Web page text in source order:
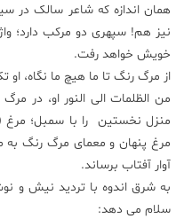
همان اندازه که شاعر سالک در
نیز هم! سپهری دو مرکب دارد؛
خویش خواهد رفت.
از مرگ رنگ تا ما هیچ ما نگاه،
من الظلمات الی النور او، در
منزل نخستین را با سمبل؛ مرغ
مرغ پنهان و معمای مرگ رنگ
آوار آفتاب برساند.
به شرق اندوه با تردید نیش و
سلام می دهد: